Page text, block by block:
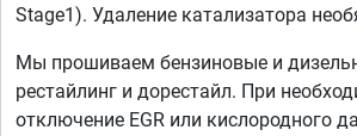
Stage1). Удаление катализатора
Мы прошиваем бензиновые и
рестайлинг и дорестайл. При
отключение EGR или кислородного